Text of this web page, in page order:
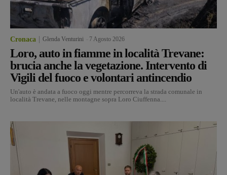
Cronaca Glenda Venturini 7 Agosto 2026
Loro, auto in fiamme in località Trevane:
brucia anche la vegetazione. Intervento di
Vigili del fuoco e volontari antincendio
Un'auto è andata a fuoco oggi mentre percorreva la strada comunale in
località Trevane, nelle montagne sopra Loro Ciuffenna....